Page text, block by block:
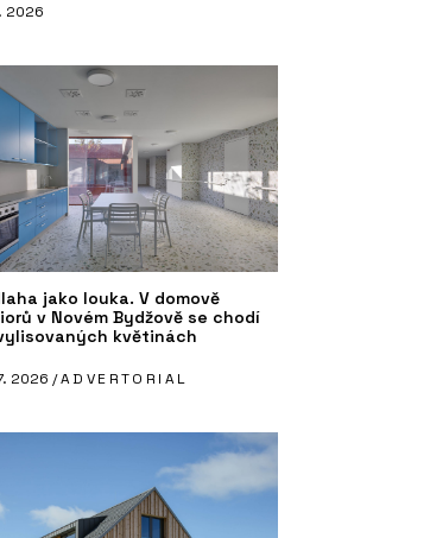
2026
jako louka. V domově
v Novém Bydžově se chodí
květinách
2026 /ADVERTORIAL